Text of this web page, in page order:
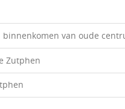
van oude
Zutphen